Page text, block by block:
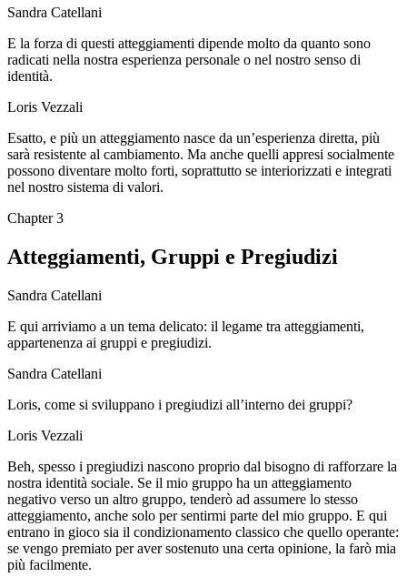
Sandra Catellani
E la forza di questi atteggiamenti dipende molto da quanto sono
radicati nella nostra esperienza personale o nel nostro senso di
identità.
Loris Vezzali
Esatto, e più un atteggiamento nasce da un’esperienza diretta, più
sarà resistente al cambiamento. Ma anche quelli appresi socialmente
possono diventare molto forti, soprattutto se interiorizzati e integrati
nel nostro sistema di valori.
Chapter3
Atteggiamenti, Gruppi e Pregiudizi
Sandra Catellani
E qui arriviamo a un tema delicato: il legame tra atteggiamenti,
appartenenza ai gruppi e pregiudizi.
Sandra Catellani
Loris, come si sviluppano i pregiudizi all’interno dei gruppi?
Loris Vezzali
Beh, spesso i pregiudizi nascono proprio dal bisogno di rafforzare la
nostra identità sociale. Se il mio gruppo ha un atteggiamento
negativo verso un altro gruppo, tenderò ad assumere lo stesso
atteggiamento, anche solo per sentirmi parte del mio gruppo. E qui
entrano in gioco sia il condizionamento classico che quello operante:
se vengo premiato per aver sostenuto una certa opinione, la farò mia
più facilmente.